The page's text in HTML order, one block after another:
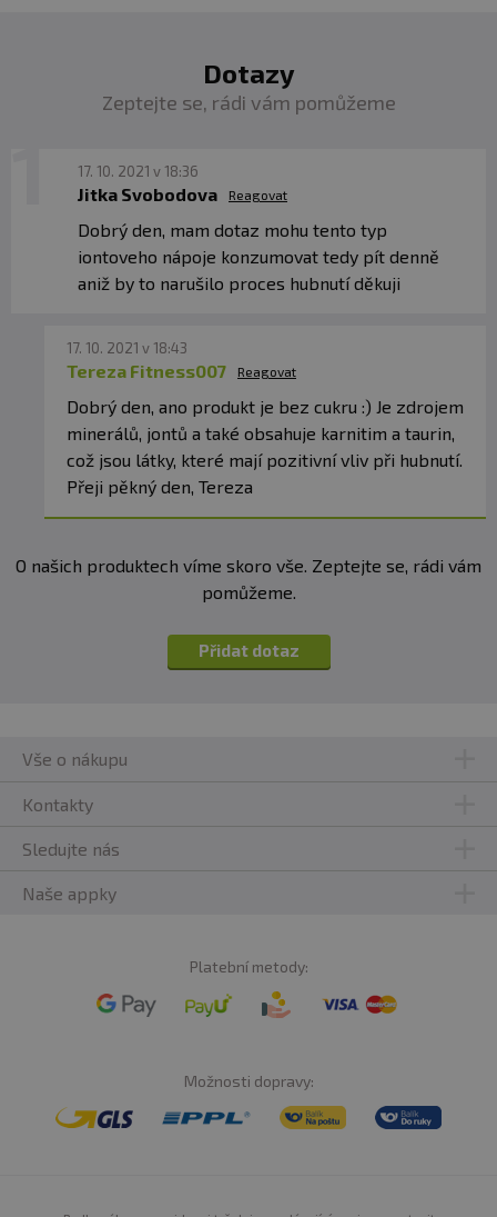
Dotazy
Zeptejte se, rádi vám pomůžeme
17. 10. 2021 v 18:36
Jitka Svobodova Reagovat
Dobrý den, mam dotaz mohu tento typ
iontoveho nápoje konzumovat tedy pít denně
aniž by to narušilo proces hubnutí děkuji
17. 10. 2021 v 18:43
Tereza Fitness007 Reagovat
Dobrý den, ano produkt je bez cukru :) Je zdrojem
minerálů, jontů a také obsahuje karnitim a taurin,
což jsou látky, které mají pozitivní vliv při hubnutí.
Přeji pěkný den, Tereza
O našich produktech víme skoro vše. Zeptejte se, rádi vám
pomůžeme.
Přidat dotaz
Vše o nákupu
Kontakty
Sledujte nás
Naše appky
Platební metody:
Možnosti dopravy: